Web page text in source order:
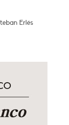
Erlés